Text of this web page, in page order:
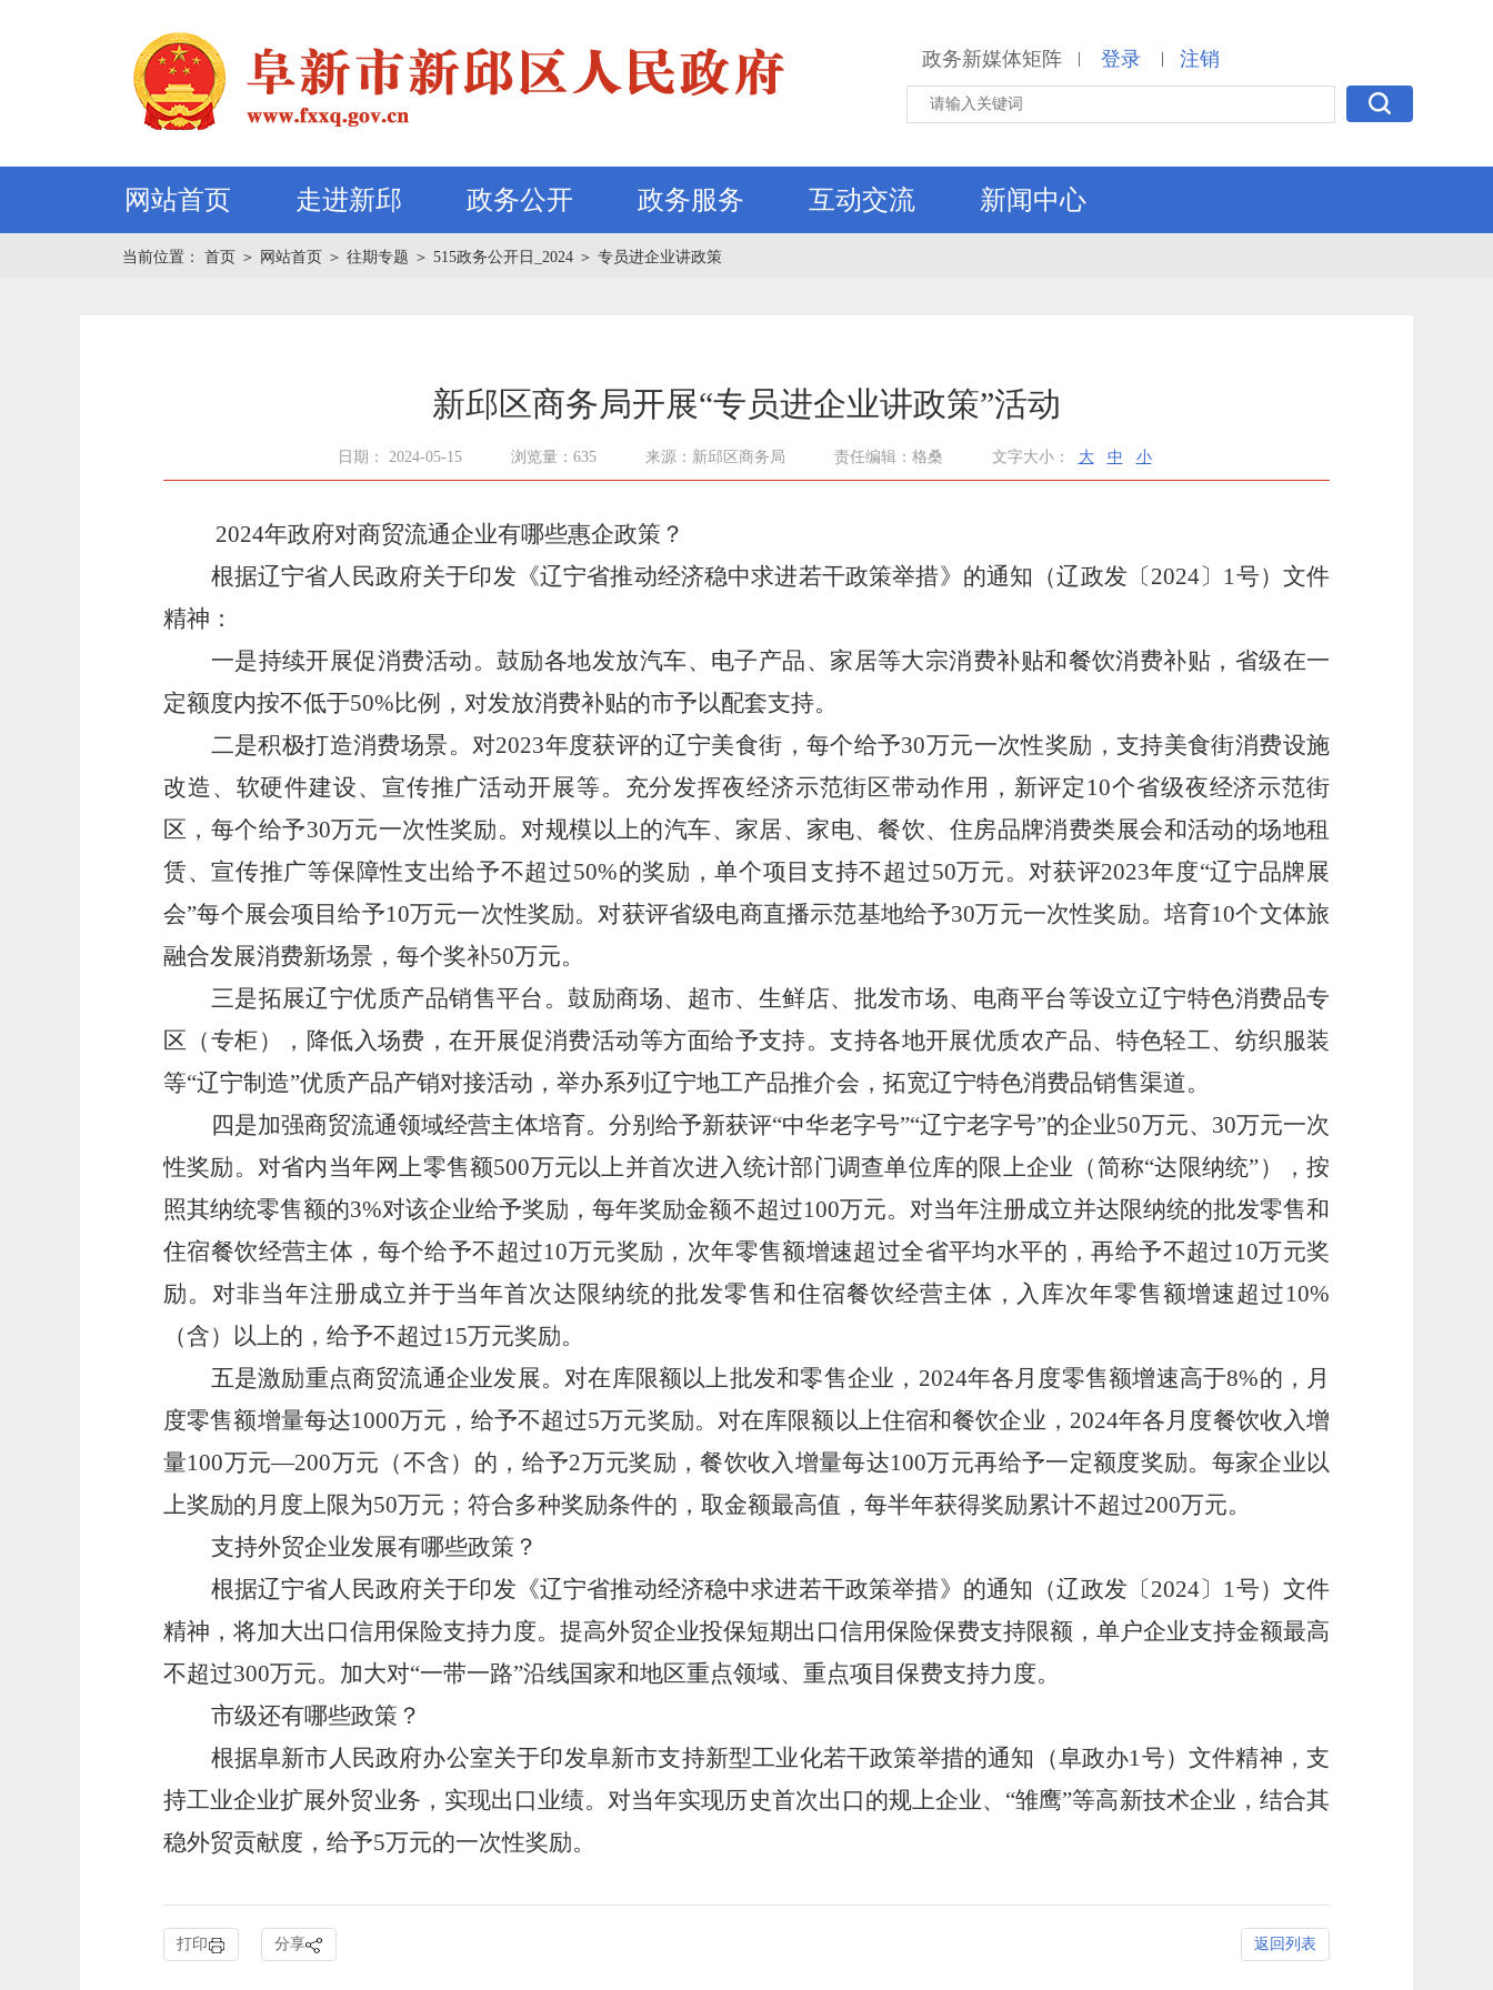
政务新媒体矩阵 | 登录 | 注销
网站首页 走进新邱 政务公开 政务服务 互动交流 新闻中心
当前位置： 首页 ＞ 网站首页 ＞ 往期专题 ＞ 515政务公开日_2024 ＞ 专员进企业讲政策
新邱区商务局开展“专员进企业讲政策”活动
日期： 2024-05-15 浏览量：635 来源：新邱区商务局 责任编辑：格桑 文字大小： 大 中 小
2024年政府对商贸流通企业有哪些惠企政策？
根据辽宁省人民政府关于印发《辽宁省推动经济稳中求进若干政策举措》的通知（辽政发〔2024〕 1号）文件
精神：
一是持续开展促消费活动。鼓励各地发放汽车、电子产品、家居等大宗消费补贴和餐饮消费补贴，省级在一
定额度内按不低于50%比例，对发放消费补贴的市予以配套支持。
二是积极打造消费场景。对2023年度获评的辽宁美食街，每个给予30万元一次性奖励，支持美食街消费设施
改造、软硬件建设、宣传推广活动开展等。充分发挥夜经济示范街区带动作用，新评定 10个省级夜经济示范街
区，每个给予30万元一次性奖励。对规模以上的汽车、家居、家电、餐饮、住房品牌消费类展会和活动的场地租
赁、宣传推广等保障性支出给予不超过50%的奖励，单个项目支持不超过50万元。对获评2023年度“辽宁品牌展
会”每个展会项目给予10万元一次性奖励。对获评省级电商直播示范基地给予30万元一次性奖励。培育10个文体旅
融合发展消费新场景，每个奖补50万元。
三是拓展辽宁优质产品销售平台。鼓励商场、超市、生鲜店、批发市场、电商平台等设立辽宁特色消费品专
区（专柜），降低入场费，在开展促消费活动等方面给予支持。支持各地开展优质农产品、特色轻工、纺织服装
等“辽宁制造”优质产品产销对接活动，举办系列辽宁地工产品推介会，拓宽辽宁特色消费品销售渠道。
四是加强商贸流通领域经营主体培育。分别给予新获评“中华老字号”“辽宁老字号”的企业50万元、 30万元一次
性奖励。对省内当年网上零售额500万元以上并首次进入统计部门调查单位库的限上企业（简称“达限纳统”），按
照其纳统零售额的3%对该企业给予奖励，每年奖励金额不超过100万元。对当年注册成立并达限纳统的批发零售和
住宿餐饮经营主体，每个给予不超过10万元奖励，次年零售额增速超过全省平均水平的，再给予不超过10万元奖
励。对非当年注册成立并于当年首次达限纳统的批发零售和住宿餐饮经营主体，入库次年零售额增速超过10%
（含）以上的，给予不超过15万元奖励。
五是激励重点商贸流通企业发展。对在库限额以上批发和零售企业， 2024年各月度零售额增速高于8%的，月
度零售额增量每达1000万元，给予不超过5万元奖励。对在库限额以上住宿和餐饮企业， 2024年各月度餐饮收入增
量100万元—200万元（不含）的，给予2万元奖励，餐饮收入增量每达100万元再给予一定额度奖励。每家企业以
上奖励的月度上限为50万元；符合多种奖励条件的，取金额最高值，每半年获得奖励累计不超过200万元。
支持外贸企业发展有哪些政策？
根据辽宁省人民政府关于印发《辽宁省推动经济稳中求进若干政策举措》的通知（辽政发〔2024〕 1号）文件
精神，将加大出口信用保险支持力度。提高外贸企业投保短期出口信用保险保费支持限额，单户企业支持金额最高
不超过300万元。加大对“一带一路”沿线国家和地区重点领域、重点项目保费支持力度。
市级还有哪些政策？
根据阜新市人民政府办公室关于印发阜新市支持新型工业化若干政策举措的通知（阜政办1号）文件精神，支
持工业企业扩展外贸业务，实现出口业绩。对当年实现历史首次出口的规上企业、“雏鹰”等高新技术企业，结合其
稳外贸贡献度，给予5万元的一次性奖励。
打印 分享 返回列表